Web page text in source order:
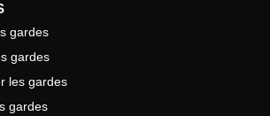
gardes
gardes
les gardes
gardes